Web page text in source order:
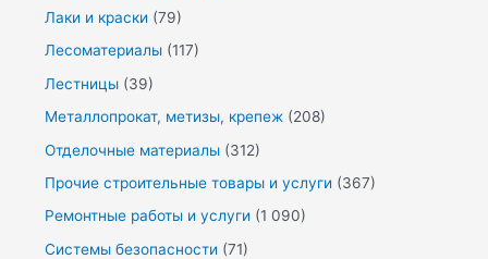
Лаки и краски (79)
Лесоматериалы (117)
Лестницы (39)
Металлопрокат, метизы, крепеж (208)
Отделочные материалы (312)
Прочие строительные товары и услуги (367)
Ремонтные работы и услуги (1 090)
Системы безопасности (71)